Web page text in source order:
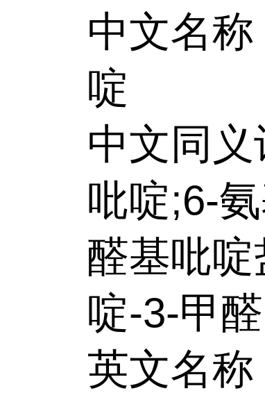
中文名
啶
中文同
吡啶;6-
醛基吡
啶-3-甲醛
英文名称